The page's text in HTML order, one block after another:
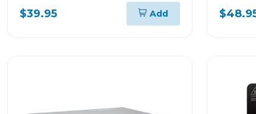
$39.95 Add